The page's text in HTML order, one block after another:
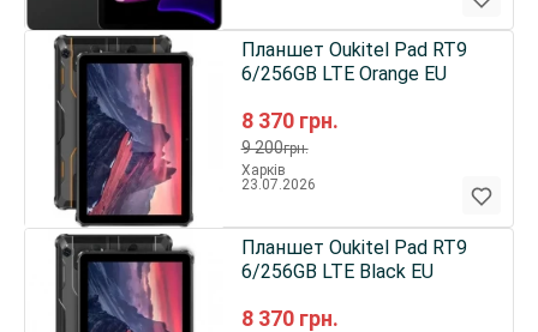
8 370 грн.
9 200грн.
Планшет Oukitel Pad RT9
6/256GB LTE Orange EU
Харків
23.07.2026
8 370 грн.
Планшет Oukitel Pad RT9
6/256GB LTE Black EU